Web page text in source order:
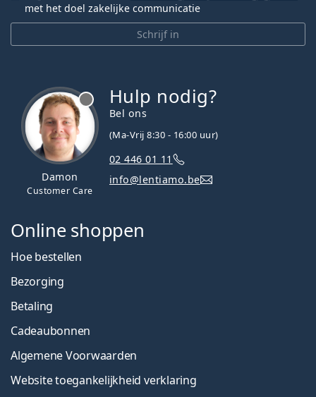
Schrijf in
met het doel zakelijke communicatie
Damon
Customer Care
Hulp nodig?
Bel ons
(Ma-Vrij 8:30 - 16:00 uur)
02 446 01 11
info@lentiamo.be
Online shoppen
Hoe bestellen
Bezorging
Betaling
Cadeaubonnen
Algemene Voorwaarden
Website toegankelijkheid verklaring